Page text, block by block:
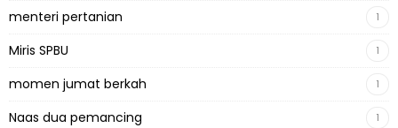
menteri pertanian 1
Miris SPBU 1
momen jumat berkah 1
Naas dua pemancing 1